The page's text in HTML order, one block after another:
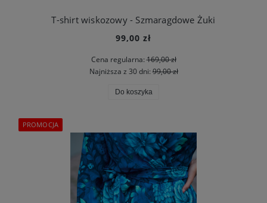
T-shirt wiskozowy - Szmaragdowe Żuki
99,00 zł
Cena regularna:169,00 zł
Najniższa z 30 dni:99,00 zł
Do koszyka
PROMOCJA